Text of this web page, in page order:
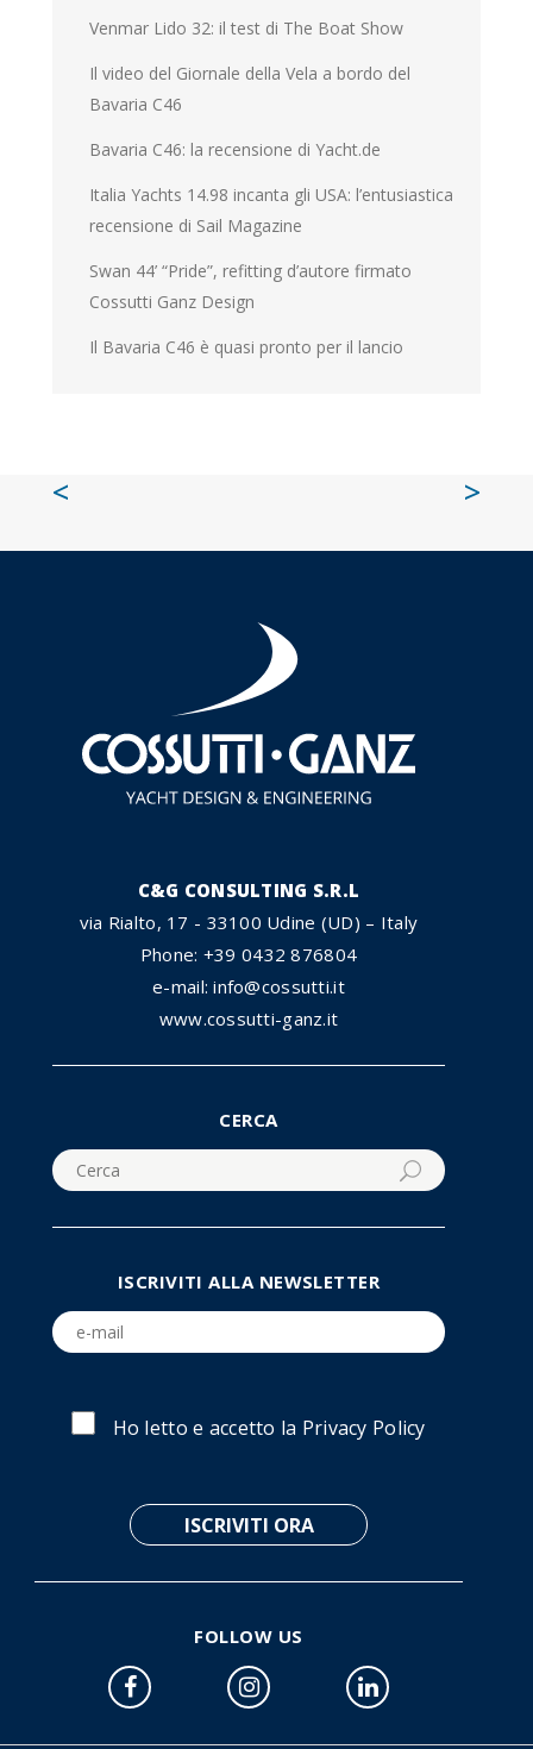
Venmar Lido 32: il test di The Boat Show
Il video del Giornale della Vela a bordo del
Bavaria C46
Bavaria C46: la recensione di Yacht.de
Italia Yachts 14.98 incanta gli USA: l’entusiastica
recensione di Sail Magazine
Swan 44’ “Pride”, refitting d’autore firmato
Cossutti Ganz Design
Il Bavaria C46 è quasi pronto per il lancio
< >
C&G CONSULTING S.R.L
via Rialto, 17 - 33100 Udine (UD) – Italy
Phone: +39 0432 876804
e-mail: info@cossutti.it
www.cossutti-ganz.it
CERCA
ISCRIVITI ALLA NEWSLETTER
Ho letto e accetto la Privacy Policy
FOLLOW US